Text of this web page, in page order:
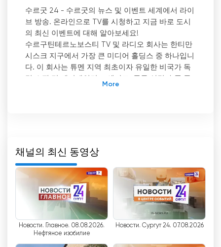
수르굿 24 - 수르굿의 뉴스 및 이벤트 세계에서 라이
브 방송. 온라인으로 TV를 시청하고 지금 바로 도시
의 최신 이벤트에 대해 알아보세요!
수르구틴테르노보스티 TV 및 라디오 회사는 한티만
시스크 지구에서 가장 큰 미디어 홀딩스 중 하나입니
다. 이 회사는 튜멘 지역 최초이자 유일한 비국가 독
회사의 창립자이자 초대 사장 인 Sergey Kataev는
러시아 언론인 연합의 회원이자 국제 텔레비전 및 라
디오 아카데미의 학자입니다. 이것은
Surgutinternovosti를이 지역의 다른 TV 채널과 구
별하는 높은 전문성과 작업 품질을 말해줍니다.
"수르구틴테르노보스티"의 주요 기능 중 하나는 온라
인으로 TV를 시청할 수 있는 기능입니다. 이 기능 덕
분에 시청자는 TV에 얽매이지 않고도 좋아하는 프로
채널의 최신 동영상
Новости. Главное. 08.08.2026.
Нефтяное изобилие
Новости. Сургут 24. 07.08.2026